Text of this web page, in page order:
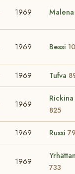
1969
1969 Bessi
1969 Tufva
1969
Rickina
825
1969 Russi
1969
733